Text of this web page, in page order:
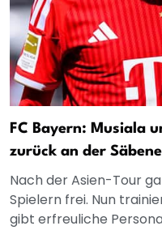
FC Bayern: Musiala
zurück an der
Nach der Asien-Tour
Spielern frei. Nun
gibt erfreuliche